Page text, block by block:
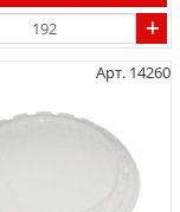
Арт. 14260